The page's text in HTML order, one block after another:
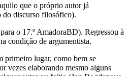
que o próprio autor já
do discurso filosófico).
o 17.º AmadoraBD). Regressou à
condição de argumentista.
primeiro lugar, como bem se
vezes elaborando mesmo alguns